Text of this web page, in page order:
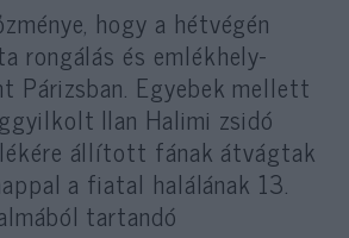
hogy a hétvégén
rongálás és emlékhely-
Párizsban. Egyebek mellett
Ilan Halimi zsidó
állított fának átvágtak
a fiatal halálának 13.
tartandó